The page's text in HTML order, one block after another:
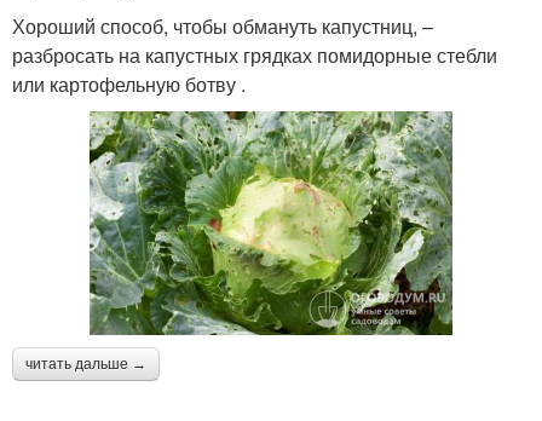
Хороший способ, чтобы обмануть капустниц, –
разбросать на капустных грядках помидорные стебли
или картофельную ботву .
читать дальше →